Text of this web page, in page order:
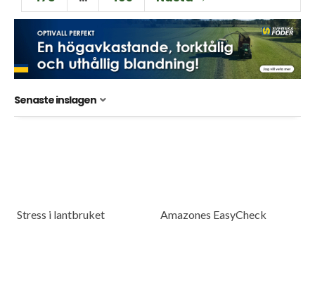
Senaste inslagen
Stress i lantbruket Amazones EasyCheck